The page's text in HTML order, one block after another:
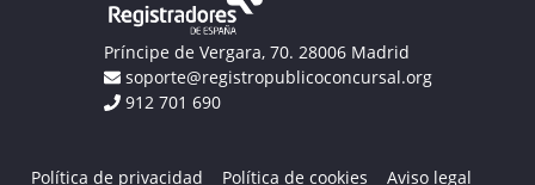
Príncipe de Vergara, 70. 28006 Madrid
soporte@registropublicoconcursal.org
912 701 690
Política de privacidad Política de cookies Aviso legal